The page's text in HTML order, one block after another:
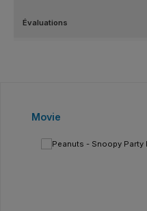
Évaluations
Ignorer la galerie de produits
Movie